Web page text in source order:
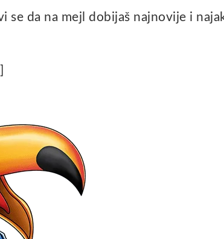
se da na mejl dobijaš najnovije i